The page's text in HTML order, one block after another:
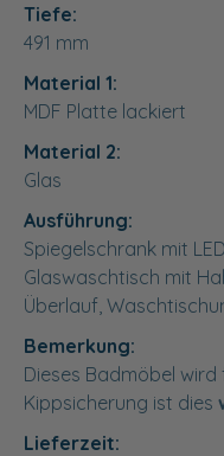
Tiefe:
491 mm
Material 1:
MDF Platte lackiert
Material 2:
Glas
Ausführung:
Spiegelschrank mit
Glaswaschtisch mit
Überlauf,
Bemerkung:
Dieses Badmöbel wird
Kippsicherung ist dies
Lieferzeit: